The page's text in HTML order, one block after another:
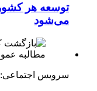
توسعه هر
می‌شود
سرویس اجتماعی: